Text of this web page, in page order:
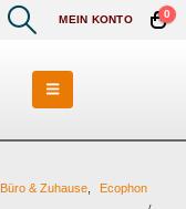
MEIN KONTO 0
& Zuhause
Ecophon